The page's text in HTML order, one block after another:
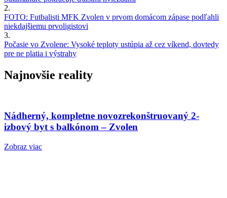
2.
FOTO: Futbalisti MFK Zvolen v prvom domácom zápase podľahli
niekdajšiemu prvoligistovi
3.
Počasie vo Zvolene: Vysoké teploty ustúpia až cez víkend, dovtedy
pre ne platia i výstrahy
Najnovšie reality
Nádherný, kompletne novozrekonštruovaný 2-
izbový byt s balkónom – Zvolen
Zobraz viac